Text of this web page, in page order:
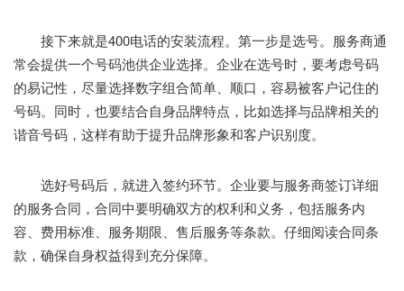
接下来就是400电话的安装流程。第一步是选号。服务商通
常会提供一个号码池供企业选择。企业在选号时，要考虑号码
的易记性，尽量选择数字组合简单、顺口，容易被客户记住的
号码。同时，也要结合自身品牌特点，比如选择与品牌相关的
谐音号码，这样有助于提升品牌形象和客户识别度。
选好号码后，就进入签约环节。企业要与服务商签订详细
的服务合同，合同中要明确双方的权利和义务，包括服务内
容、费用标准、服务期限、售后服务等条款。仔细阅读合同条
款，确保自身权益得到充分保障。